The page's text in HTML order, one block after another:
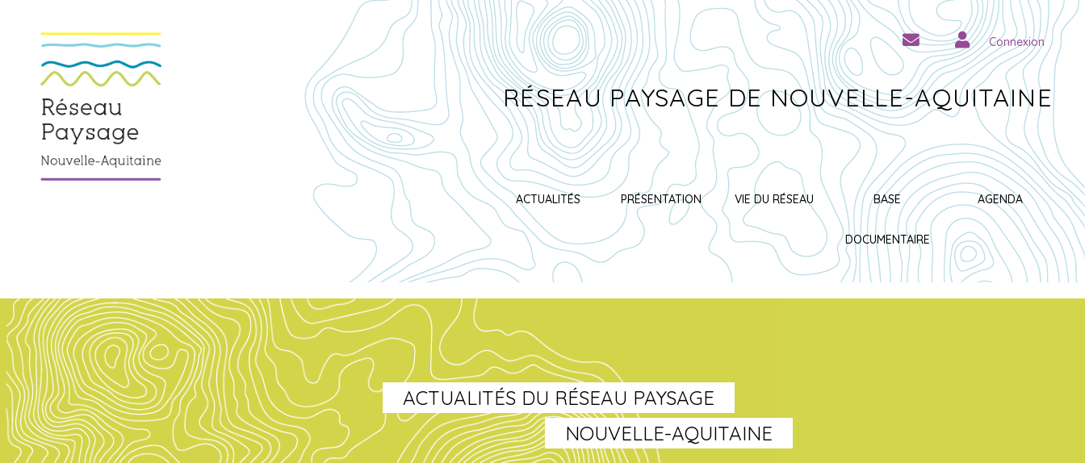
Connexion
RÉSEAU PAYSAGE DE NOUVELLE-AQUITAINE
ACTUALITÉS PRÉSENTATION VIE DU RÉSEAU BASE
DOCUMENTAIRE
AGENDA
ACTUALITÉS DU RÉSEAU PAYSAGE
NOUVELLE-AQUITAINE